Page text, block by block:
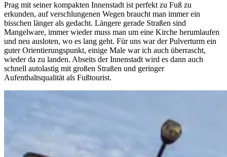
Prag mit seiner kompakten Innenstadt ist perfekt zu Fuß zu
erkunden, auf verschlungenen Wegen braucht man immer ein
bisschen länger als gedacht. Längere gerade Straßen sind
Mangelware, immer wieder muss man um eine Kirche herumlaufen
und neu ausloten, wo es lang geht. Für uns war der Pulverturm ein
guter Orientierungspunkt, einige Male war ich auch überrascht,
wieder da zu landen. Abseits der Innenstadt wird es dann auch
schnell autolastig mit großen Straßen und geringer
Aufenthaltsqualität als Fußtourist.